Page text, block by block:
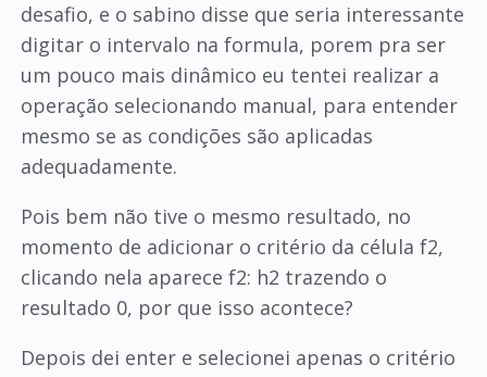
desafio, e o sabino disse que seria interessante
digitar o intervalo na formula, porem pra ser
um pouco mais dinâmico eu tentei realizar a
operação selecionando manual, para entender
mesmo se as condições são aplicadas
adequadamente.
Pois bem não tive o mesmo resultado, no
momento de adicionar o critério da célula f2,
clicando nela aparece f2: h2 trazendo o
resultado 0, por que isso acontece?
Depois dei enter e selecionei apenas o critério